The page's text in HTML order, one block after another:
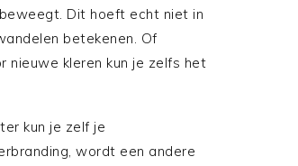
Dit hoeft echt niet in
betekenen. Of
nieuwe kleren kun je zelfs het
kun je zelf je
wordt een andere